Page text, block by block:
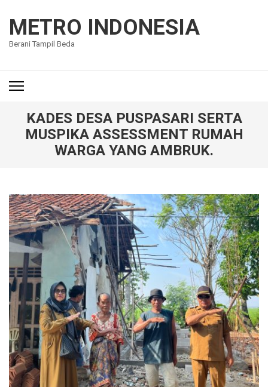
konten
(Tekan
METRO INDONESIA
Berani Tampil Beda
KADES DESA PUSPASARI SERTA
MUSPIKA ASSESSMENT RUMAH
WARGA YANG AMBRUK.